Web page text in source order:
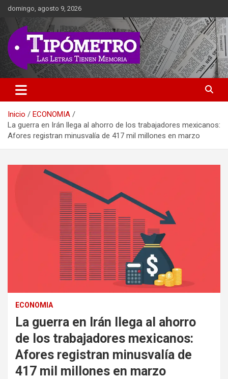
Saltar
contenido
domingo, agosto 9, 2026
Tipometro
Las Letras Tienen Memoria
Inicio
ECONOMIA
La guerra en Irán llega al ahorro de los trabajadores mexicanos:
Afores registran minusvalía de 417 mil millones en marzo
ECONOMIA
La guerra en Irán llega al ahorro
de los trabajadores mexicanos:
Afores registran minusvalía de
417 mil millones en marzo